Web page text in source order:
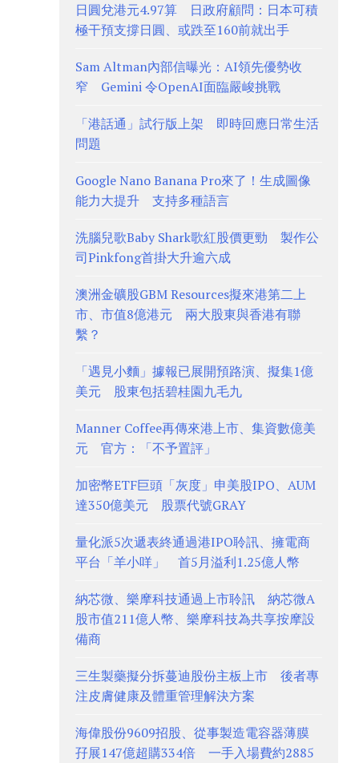
日圓兌港元4.97算 日政府顧問：日本可積
極干預支撐日圓、或跌至160前就出手
Sam Altman內部信曝光：AI領先優勢收
窄 Gemini 令OpenAI面臨嚴峻挑戰
「港話通」試行版上架 即時回應日常生活
問題
Google Nano Banana Pro來了！生成圖像
能力大提升 支持多種語言
洗腦兒歌Baby Shark歌紅股價更勁 製作公
司Pinkfong首掛大升逾六成
澳洲金礦股GBM Resources擬來港第二上
市、市值8億港元 兩大股東與香港有聯
繫？
「遇見小麵」據報已展開預路演、擬集1億
美元 股東包括碧桂園九毛九
Manner Coffee再傳來港上市、集資數億美
元 官方：「不予置評」
加密幣ETF巨頭「灰度」申美股IPO、AUM
達350億美元 股票代號GRAY
量化派5次遞表終通過港IPO聆訊、擁電商
平台「羊小咩」 首5月溢利1.25億人幣
納芯微、樂摩科技通過上市聆訊 納芯微A
股市值211億人幣、樂摩科技為共享按摩設
備商
三生製藥擬分拆蔓迪股份主板上市 後者專
注皮膚健康及體重管理解決方案
海偉股份9609招股、從事製造電容器薄膜
孖展147億超購334倍 一手入場費約2885